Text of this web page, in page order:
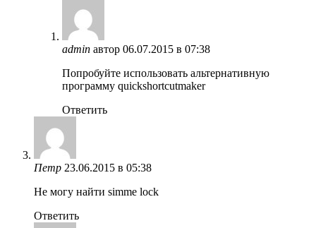
admin автор 06.07.2015 в 07:38
Попробуйте использовать альтернативную
программу quickshortcutmaker
Ответить
Петр 23.06.2015 в 05:38
Не могу найти simme lock
Ответить